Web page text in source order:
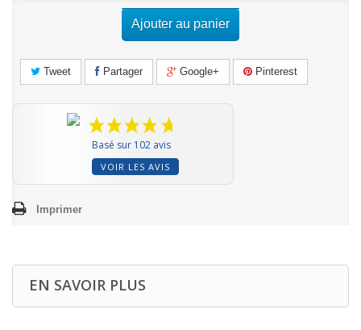
Ajouter au panier
Tweet Partager Google+ Pinterest
Basé sur 102 avis
VOIR LES AVIS
Imprimer
EN SAVOIR PLUS